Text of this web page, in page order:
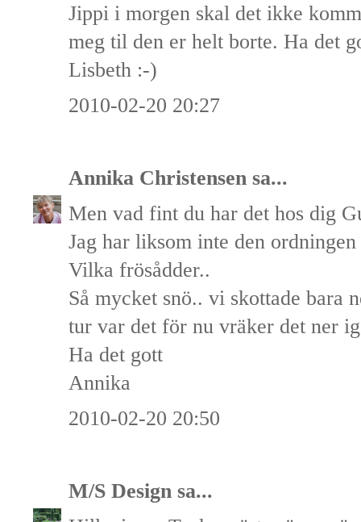
Jippi i morgen skal det ikke
meg til den er helt borte. Ha det
Lisbeth :-)
2010-02-20 20:27
Annika Christensen sa...
Men vad fint du har det hos dig
Jag har liksom inte den ordningen
Vilka frösådder..
Så mycket snö.. vi skottade bara
tur var det för nu vräker det ner
Ha det gott
Annika
2010-02-20 20:50
M/S Design sa...